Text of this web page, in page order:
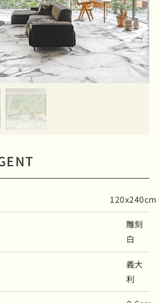
120x240cm
雕刻
白
義大
利